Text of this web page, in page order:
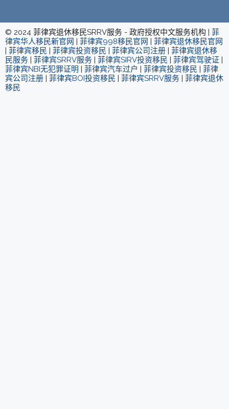
© 2024 菲律宾退休移民SRRV服务 - 政府授权中文服务机构 | 菲
律宾华人移民新官网 | 菲律宾998移民官网 | 菲律宾退休移民官网
| 菲律宾移民 | 菲律宾投资移民 | 菲律宾公司注册 | 菲律宾退休移
民服务 | 菲律宾SRRV服务 | 菲律宾SIRV投资移民 | 菲律宾驾驶证 |
菲律宾NBI无犯罪证明 | 菲律宾汽车过户 | 菲律宾投资移民 | 菲律
宾公司注册 | 菲律宾BOI投资移民 | 菲律宾SRRV服务 | 菲律宾退休
移民